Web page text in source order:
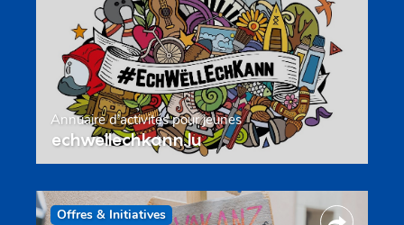
Annuaire d’activités pour jeunes
echwellechkann.lu
Offres & Initiatives